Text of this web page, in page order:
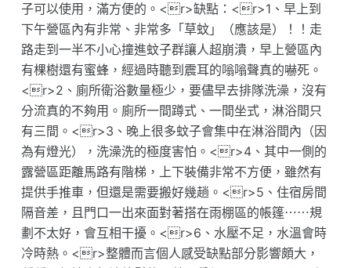
子可以使用，滿方便的。<r>缺點：<r>1、早上到
下午營區內有非常、非常多「草蚊」（應該是）！！走
路走到一半不小心撞進蚊子群讓人超崩潰，早上營區內
有棵樹還有蜜蜂，經過時聽到震耳的嗡嗡聲真的嚇死。
<r>2、廁所衛浴數量極少，要儘早去排隊洗澡，沒有
分流真的不夠用。廁所一間蹲式、一間坐式，淋浴間只
有三間。<r>3、晚上很多蚊子會集中在淋浴間內（因
為有燈光），洗澡洗的極度害怕。<r>4、其中一側的
露營區距離馬路有階梯，上下裝備非常不方便，雖然有
提供手推車，但還是需要搬好幾趟。<r>5、住宿房間
隔音差，且門口一出來面對著搭在雨棚區的帳篷⋯⋯規
劃不太好，會互相干擾。<r>6、水壓不足，水溫會時
冷時熱。<r>整體而言個人感受缺點部分影響頗大，